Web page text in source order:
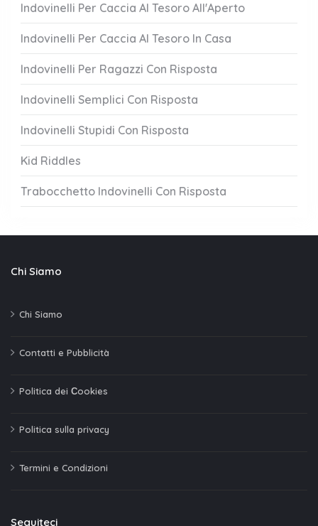
Indovinelli Per Caccia Al Tesoro All'Aperto
Indovinelli Per Caccia Al Tesoro In Casa
Indovinelli Per Ragazzi Con Risposta
Indovinelli Semplici Con Risposta
Indovinelli Stupidi Con Risposta
Kid Riddles
Trabocchetto Indovinelli Con Risposta
Chi Siamo
Chi Siamo
Contatti e Pubblicità
Politica dei Сookies
Politica sulla privacy
Termini e Condizioni
Seguiteci